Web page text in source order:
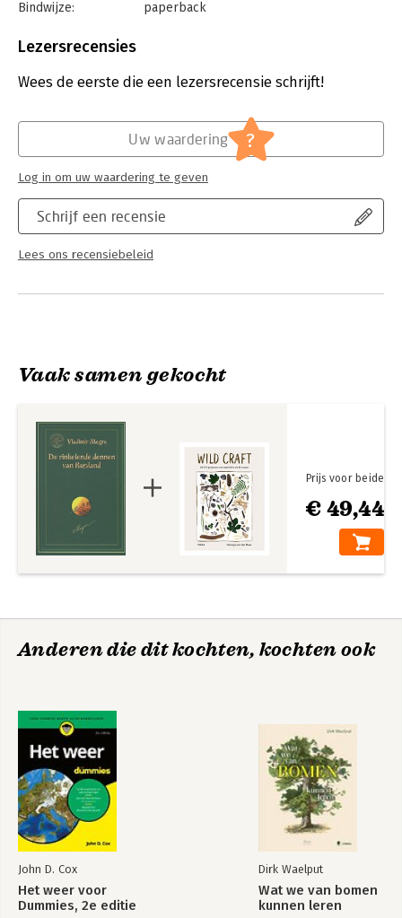
Bindwijze:
paperback
Uitgever:
Verschijningsdatum:
13-6-2017
Lezersrecensies
Wees de eerste die een lezersrecensie schrijft!
Schrijf een recensie
Lees ons recensiebeleid
Uw waardering ?
Log in om uw waardering te geven
Vaak samen gekocht
€ 49,44
Prijs voor beide
Anderen die dit kochten, kochten ook
John D. Cox
Het weer voor
Dummies, 2e editie
Dirk Waelput
Wat we van bomen
kunnen leren